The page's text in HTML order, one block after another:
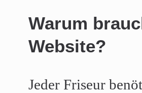
Warum
Website?
Jeder Friseur